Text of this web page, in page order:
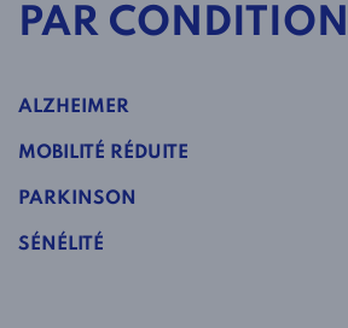
PAR CONDITION
ALZHEIMER
MOBILITÉ RÉDUITE
PARKINSON
SÉNÉLITÉ